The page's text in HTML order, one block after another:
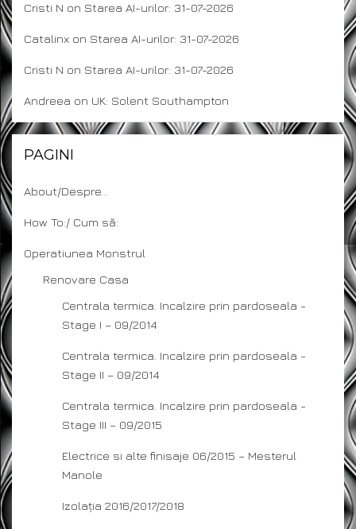
Cristi N on Starea AI-urilor: 31-07-2026
Catalinx on Starea AI-urilor: 31-07-2026
Cristi N on Starea AI-urilor: 31-07-2026
Andreea on UK: Solent Southampton
PAGINI
About/Despre…
How To:/ Cum să:
Operatiunea Monstrul
Renovare Casa
Centrala termica. Incalzire prin pardoseala -
Stage I – 09/2014
Centrala termica. Incalzire prin pardoseala -
Stage II – 09/2014
Centrala termica. Incalzire prin pardoseala -
Stage III – 09/2015
Electrice si alte finisaje 06/2015 – Mesterul
Manole
Izolația 2016/2017/2018